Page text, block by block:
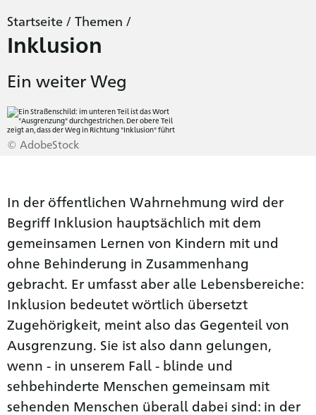
Startseite / Themen /
Inklusion
Ein weiter Weg
© AdobeStock
In der öffentlichen Wahrnehmung wird der
Begriff Inklusion hauptsächlich mit dem
gemeinsamen Lernen von Kindern mit und
ohne Behinderung in Zusammenhang
gebracht. Er umfasst aber alle Lebensbereiche:
Inklusion bedeutet wörtlich übersetzt
Zugehörigkeit, meint also das Gegenteil von
Ausgrenzung. Sie ist also dann gelungen,
wenn - in unserem Fall - blinde und
sehbehinderte Menschen gemeinsam mit
sehenden Menschen überall dabei sind: in der